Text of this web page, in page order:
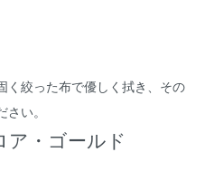
く絞った布で優しく拭き、その
い。
・ゴールド